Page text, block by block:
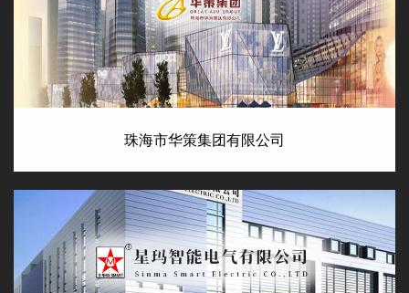
珠海市华策集团有限公司